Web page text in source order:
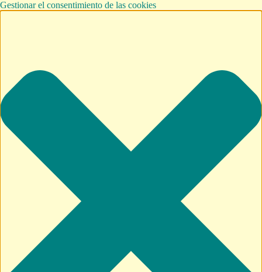
Gestionar el consentimiento de las cookies